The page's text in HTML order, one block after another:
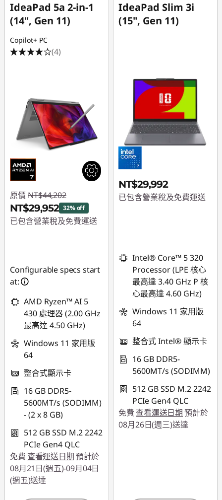
IdeaPad 5a 2-in-1
(14", Gen 11)
Copilot+ PC
(4)
原價 NT$44,202
NT$29,952 32% off
已包含營業稅及免費運送
Configurable specs start
at:
AMD Ryzen™ AI 5
430 處理器 (2.00 GHz
最高達 4.50 GHz)
Windows 11 家用版
64
整合式顯示卡
16 GB DDR5-
5600MT/s (SODIMM)
- (2 x 8 GB)
512 GB SSD M.2 2242
PCIe Gen4 QLC
免費 查看運送日期預計於
08月21日(週五)-09月04日
(週五)送達
IdeaPad Slim 3i
(15", Gen 11)
NT$29,992
已包含營業稅及免費運送
Intel® Core™ 5 320
Processor (LPE 核心
最高達 3.40 GHz P 核
心最高達 4.60 GHz)
Windows 11 家用版
64
整合式 Intel® 顯示卡
16 GB DDR5-
5600MT/s (SODIMM)
512 GB SSD M.2 2242
PCIe Gen4 QLC
免費 查看運送日期預計於
08月26日(週三)送達